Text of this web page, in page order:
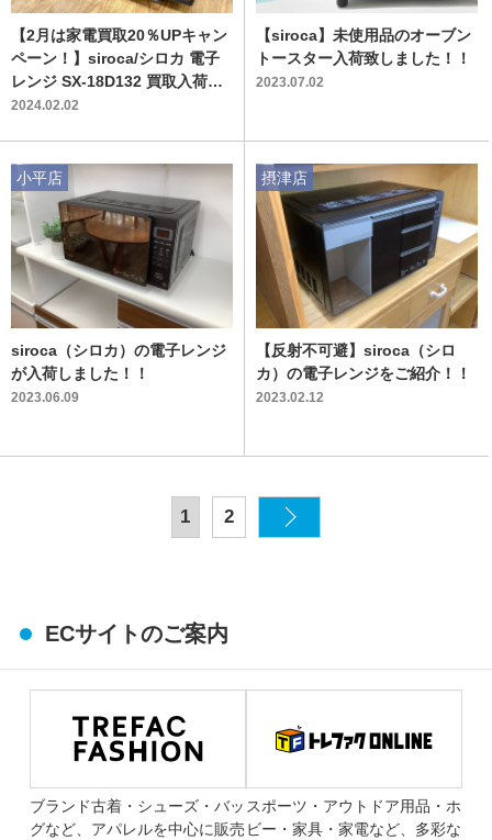
【2月は家電買取20％UPキャン
ペーン！】siroca/シロカ 電子
レンジ SX-18D132 買取入荷い
たしました！
2024.02.02
【siroca】未使用品のオーブン
トースター入荷致しました！！
2023.07.02
siroca（シロカ）の電子レンジ
が入荷しました！！
2023.06.09
小平店
【反射不可避】siroca（シロ
カ）の電子レンジをご紹介！！
2023.02.12
摂津店
1 2
ECサイトのご案内
ブランド古着・シューズ・バッ
グなど、アパレルを中心に販売
スポーツ・アウトドア用品・ホ
ビー・家具・家電など、多彩な